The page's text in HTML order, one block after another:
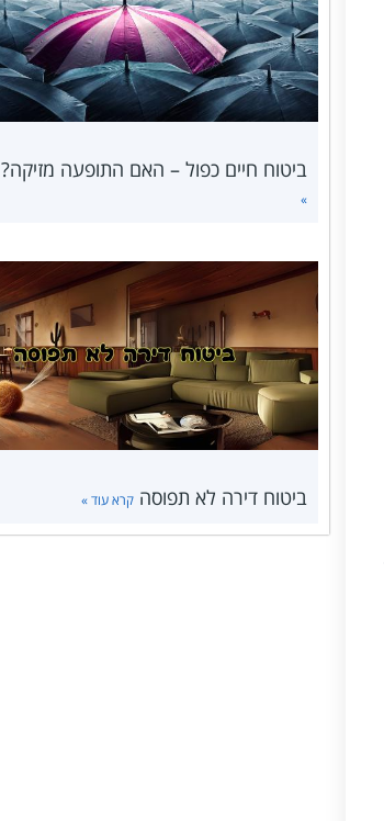
ביטוח חיים כפול – האם התופעה מזיקה?
»
ביטוח דירה לא תפוסה קרא עוד »